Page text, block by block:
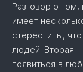
Разговор о
имеет
стереотипы,
людей. Вторая
появиться в